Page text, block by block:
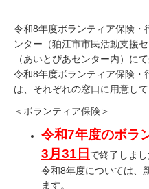
6
年
4
8
日
令和8年度ボランティア保険・
ンター（狛江市市民活動支援
（あいとぴあセンター内）に
令和8年度ボランティア保険・
は、それぞれの窓口に用意して
＜ボランティア保険＞
令和7年度のボラ
3月31日 で終了しまし
令和8年度については、
ます。